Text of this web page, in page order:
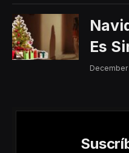
Es
Para
December